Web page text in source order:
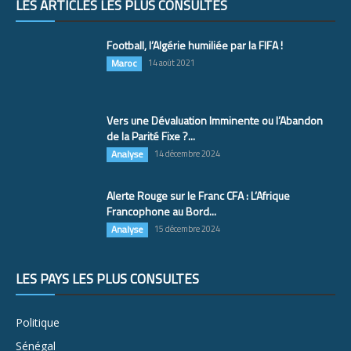
LES ARTICLES LES PLUS CONSULTÉS
Football, l’Algérie humiliée par la FIFA !
Maroc 14 août 2021
Vers une Dévaluation Imminente ou l’Abandon
de la Parité Fixe ?...
Analyse 14 décembre 2024
Alerte Rouge sur le Franc CFA : L’Afrique
Francophone au Bord...
Analyse 15 décembre 2024
LES PAYS LES PLUS CONSULTÉS
Politique
Sénégal